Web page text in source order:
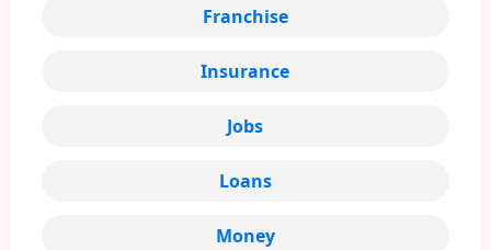
Franchise
Insurance
Jobs
Loans
Money